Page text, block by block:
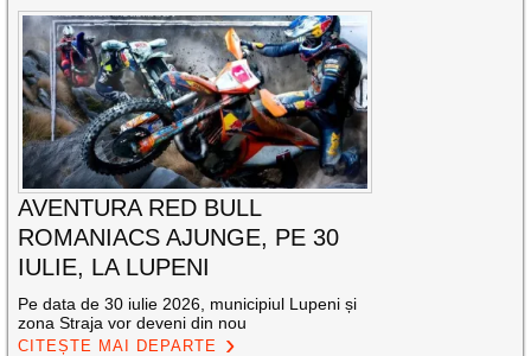
AVENTURA RED BULL
ROMANIACS AJUNGE, PE 30
IULIE, LA LUPENI
Pe data de 30 iulie 2026, municipiul Lupeni și
zona Straja vor deveni din nou
CITEȘTE MAI DEPARTE